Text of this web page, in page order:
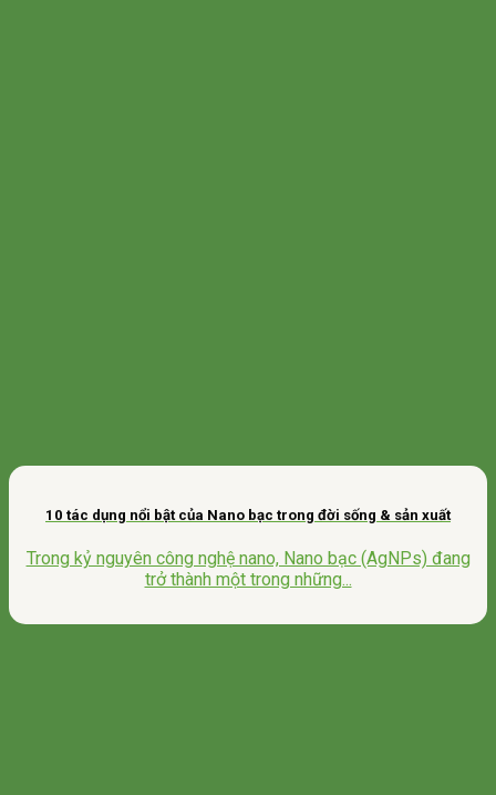
10 tác dụng nổi bật của Nano bạc trong đời sống & sản xuất
Trong kỷ nguyên công nghệ nano, Nano bạc (AgNPs) đang
trở thành một trong những...